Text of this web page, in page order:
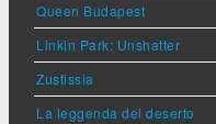
Queen Budapest
Linkin Park: Unshatter
Zustissia
La leggenda del deserto